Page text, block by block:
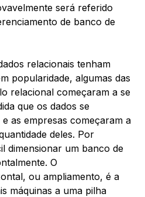
será referido
de banco de
relacionais tenham
popularidade, algumas das
relacional começaram a se
que os dados se
as empresas começaram a
deles. Por
dimensionar um banco de
O
, ou ampliamento, é a
máquinas a uma pilha